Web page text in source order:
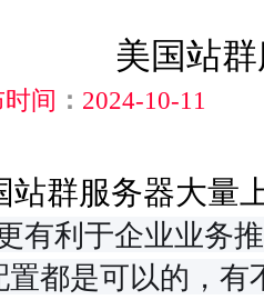
美国站
间 ： 2024-10-11
站群服务器大量
有利于企业业
置都是可以的，